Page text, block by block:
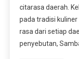
citarasa daerah.
pada tradisi
rasa dari setiap
penyebutan,